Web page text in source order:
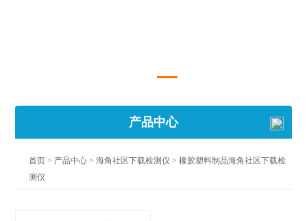
产品中心
首页 > 产品中心 >海角社区下载检测仪 >橡胶塑料制品海角社区下载检
测仪